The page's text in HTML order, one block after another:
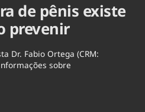
de pênis existe
prevenir
Dr. Fabio Ortega (CRM:
sobre